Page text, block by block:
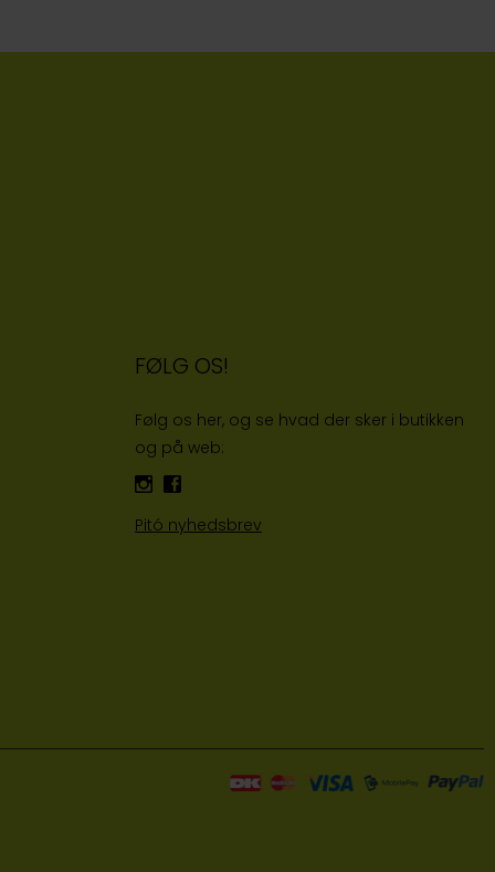
FØLG OS!
Følg os her, og se hvad der sker i butikken
og på web:
Pitó nyhedsbrev